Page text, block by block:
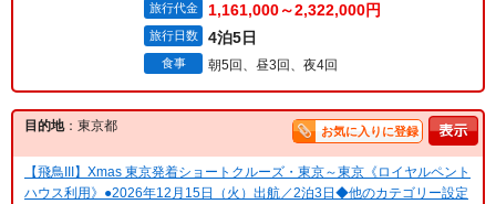
旅行代金 1,161,000～2,322,000円
旅行日数 4泊5日
食事 朝5回、昼3回、夜4回
目的地：東京都 お気に入りに登録
【飛鳥III】Xmas 東京発着ショートクルーズ・東京～東京《ロイヤルペント
ハウス利用》●2026年12月15日（火）出航／2泊3日◆他のカテゴリー設定